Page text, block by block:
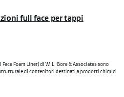
full face per tappi
Foam Liner) di W. L. Gore & Associates sono
di contenitori destinati a prodotti chimici